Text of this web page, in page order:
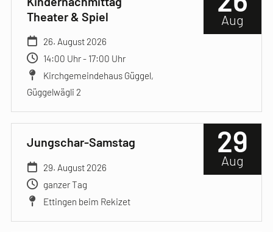
Aug
Theater & Spiel
26. August 2026
14:00 Uhr - 17:00 Uhr
Kirchgemeindehaus Güggel,
Güggelwägli 2
29
Aug
Jungschar-Samstag
29. August 2026
ganzer Tag
Ettingen beim Rekizet